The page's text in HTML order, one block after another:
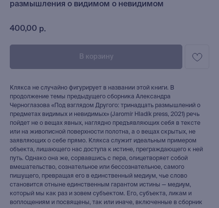
размышления о видимом о невидимом
400,00 р.
В корзину
Клякса не случайно фигурирует в названии этой книги. В
продолжение темы предыдущего сборника Александра
Черноглазова «Под взглядом Другого: тринадцать размышлений о
предметах видимых и невидимых» (Jaromír Hladík press, 2021) речь
пойдет не о вещах явных, наглядно предъявляющих себя в тексте
или на живописной поверхности полотна, а о вещах скрытых, не
заявляющих о себе прямо. Клякса служит идеальным примером
объекта, лишающего нас доступа к истине, преграждающего к ней
путь. Однако она же, сорвавшись с пера, олицетворяет собой
вмешательство, сознательное или бессознательное, самого
пишущего, превращая его в единственный медиум, чье слово
становится отныне единственным гарантом истины — медиум,
который мы как раз и зовем субъектом. Его, субъекта, ликам и
воплощениям и посвящены, так или иначе, включенные в сборник